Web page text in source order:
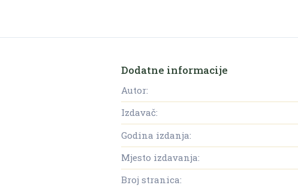
Dodatne informacije
Autor:
Izdavač:
Godina izdanja:
Mjesto izdavanja:
Broj stranica: